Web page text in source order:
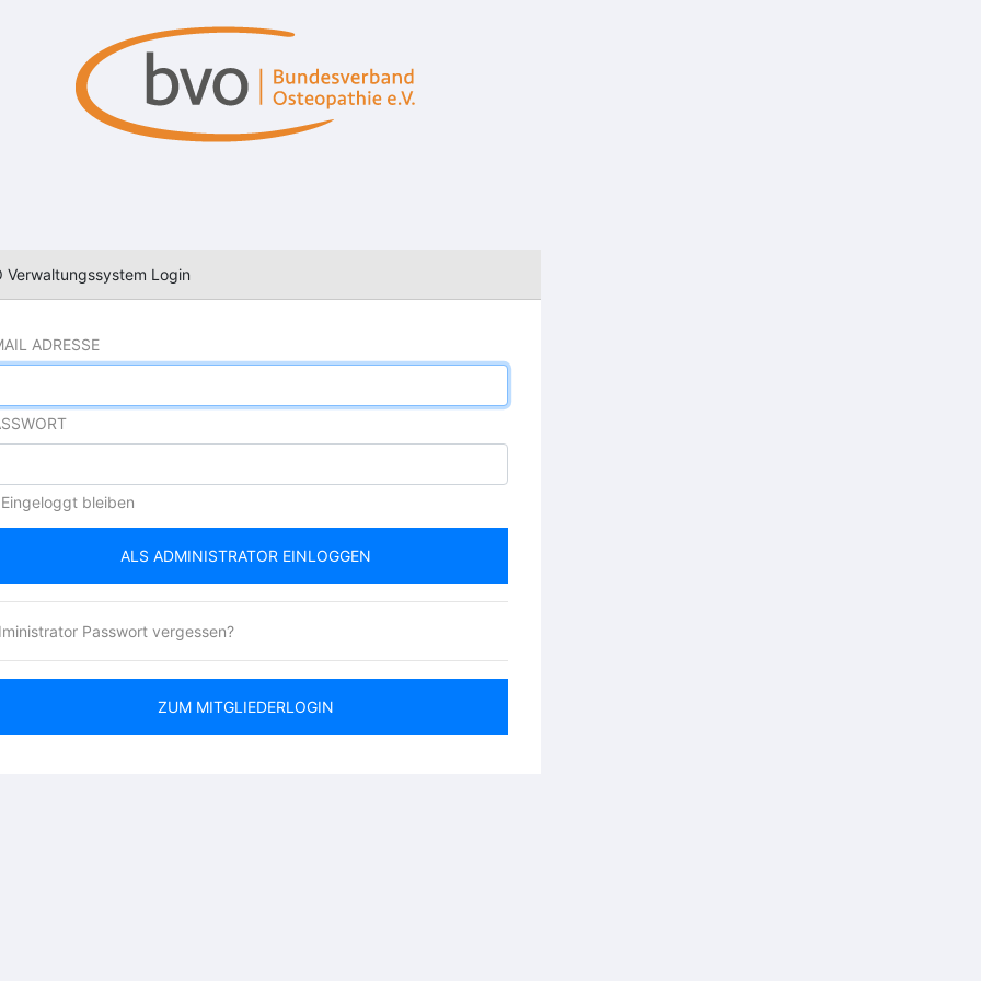
Verwaltungssystem Login
ADRESSE
bleiben
ALS ADMINISTRATOR EINLOGGEN
Passwort vergessen?
ZUM MITGLIEDERLOGIN